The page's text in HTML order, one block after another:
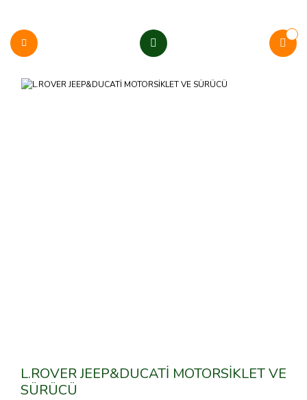
L.ROVER JEEP&DUCATİ MOTORSİKLET VE
SÜRÜCÜ